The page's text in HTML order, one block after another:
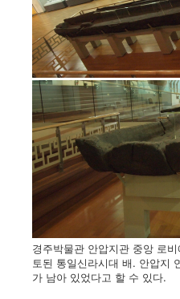
경주박물관 안압지관 중앙 로
토된 통일신라시대 배. 안압지
가 남아 있었다고 할 수 있다.